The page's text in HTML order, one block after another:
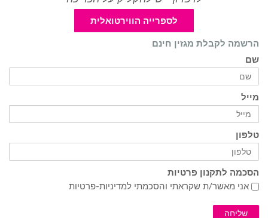
לספרייה הווירטואלית
הרשמה לקבלת מגזין חינם
שם
מייל
טלפון
הסכמה לתקנון פרטיות
אני מאשר/ת שקראתי והסכמתי למדיניות-פרטיות
שליחה